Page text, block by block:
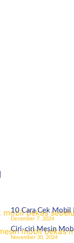
10 Cara Cek Mobil
December 7, 2024
Ciri-ciri Mesin
November 30, 2024